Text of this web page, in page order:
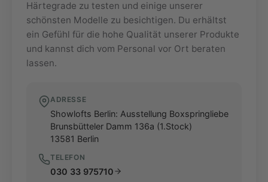
Härtegrade zu testen und einige unserer
schönsten Modelle zu besichtigen. Du erhältst
ein Gefühl für die hohe Qualität unserer Produkte
und kannst dich vom Personal vor Ort beraten
lassen.
ADRESSE
Showlofts Berlin: Ausstellung Boxspringliebe
Brunsbütteler Damm 136a (1.Stock)
13581 Berlin
TELEFON
030 33 975710